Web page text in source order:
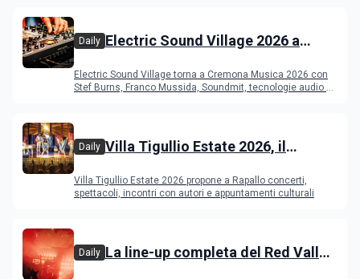
Daily Electric Sound Village 2026 a
Young Band Contest, il programma
Electric Sound Village torna a Cremona Musica 2026 con
Stef Burns, Franco Mussida, Soundmit, tecnologie audio e
Daily Villa Tigullio Estate 2026, il
Villa Tigullio Estate 2026 propone a Rapallo concerti,
spettacoli, incontri con autori e appuntamenti culturali
Daily La line-up completa del Red Valley